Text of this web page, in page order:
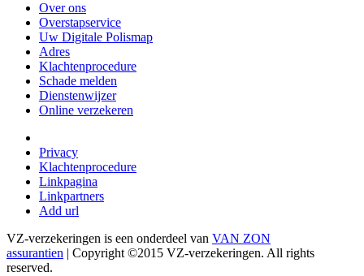
Over ons
Overstapservice
Uw Digitale Polismap
Adres
Klachtenprocedure
Schade melden
Dienstenwijzer
Online verzekeren
Privacy
Klachtenprocedure
Linkpagina
Linkpartners
Add url
VZ-verzekeringen is een onderdeel van VAN ZON
assurantien | Copyright ©2015 VZ-verzekeringen. All rights
reserved.